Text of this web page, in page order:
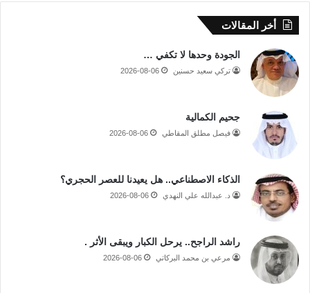
أخر المقالات
الجودة وحدها لا تكفي …
تركي سعيد حسنين 2026-08-06
جحيم الكمالية
فيصل مطلق المقاطي 2026-08-06
الذكاء الاصطناعي.. هل يعيدنا للعصر الحجري؟
د. عبدالله علي النهدي 2026-08-06
راشد الراجح.. يرحل الكبار ويبقى الأثر .
مرعي بن محمد البركاتي 2026-08-06